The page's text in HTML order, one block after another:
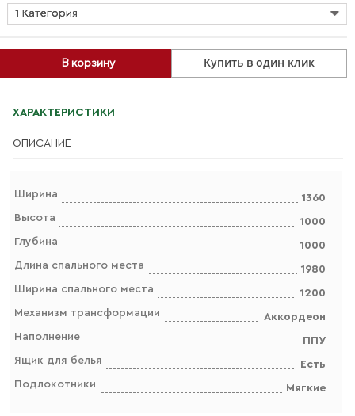
В корзину Купить в один клик
1 Категория
ХАРАКТЕРИСТИКИ
ОПИСАНИЕ
Ширина
1360
Высота
1000
Глубина
1000
Длина спального места
1980
Ширина спального места
1200
Механизм трансформации
Аккордеон
Наполнение
ППУ
Ящик для белья
Есть
Подлокотники
Мягкие